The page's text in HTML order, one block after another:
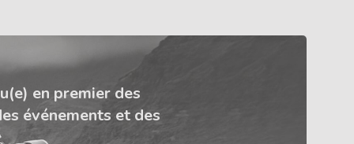
en premier des
événements et des